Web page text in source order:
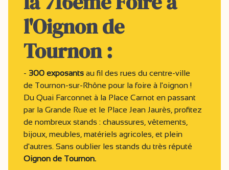
l'Oignon de
Tournon :
- 300 exposants au fil des rues du centre-ville
de Tournon-sur-Rhône pour la foire à l'oignon !
Du Quai Farconnet à la Place Carnot en passant
par la Grande Rue et le Place Jean Jaurès, profitez
de nombreux stands : chaussures, vêtements,
bijoux, meubles, matériels agricoles, et plein
d'autres. Sans oublier les stands du très réputé
Oignon de Tournon.